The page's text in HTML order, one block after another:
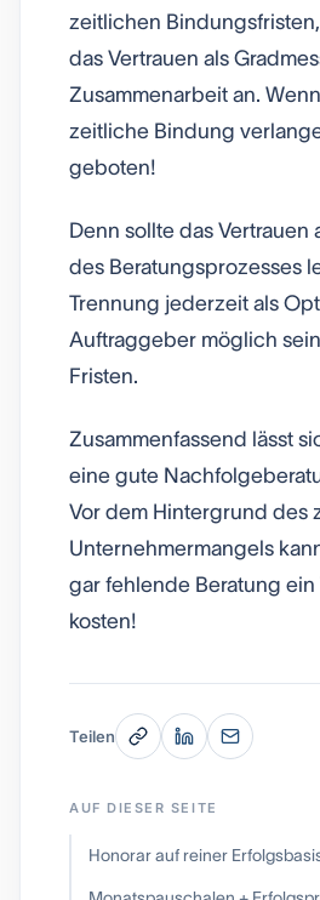
zeitlichen
das Vertrauen als
Zusammenarbeit an.
zeitliche Bindung
geboten!
Denn sollte das Vertrauen
des Beratungsprozesses
Trennung jederzeit als
Auftraggeber möglich
Fristen.
Zusammenfassend lässt
eine gute
Vor dem Hintergrund des
Unternehmermangels
gar fehlende Beratung ein
kosten!
Teilen
AUF DIESER SEITE
Honorar auf reiner